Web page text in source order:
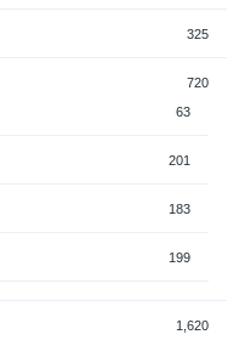
325
720
63
201
183
199
1,620